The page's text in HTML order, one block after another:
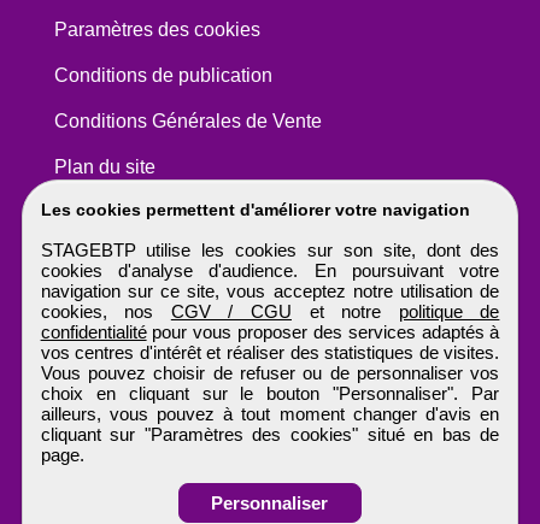
Les cookies permettent d'améliorer votre navigation
STAGEBTP utilise les cookies sur son site, dont des
cookies d'analyse d'audience. En poursuivant votre
navigation sur ce site, vous acceptez notre utilisation de
cookies, nos CGV / CGU et notre politique de
confidentialitépour vous proposer des services adaptés à
vos centres d'intérêt et réaliser des statistiques de visites.
Vous pouvez choisir de refuser ou de personnaliser vos
choix en cliquant sur le bouton "Personnaliser". Par
ailleurs, vous pouvez à tout moment changer d'avis en
cliquant sur "Paramètres des cookies" situé en bas de
page.
Personnaliser
Paramètres des cookies
Conditions de publication
Conditions Générales de Vente
Plan du site